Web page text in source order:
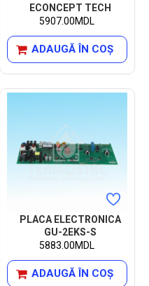
ECONCEPT TECH
5907.00MDL
ADAUGĂ ÎN COŞ
PLACA ELECTRONICA
GU-2EKS-S
5883.00MDL
ADAUGĂ ÎN COŞ